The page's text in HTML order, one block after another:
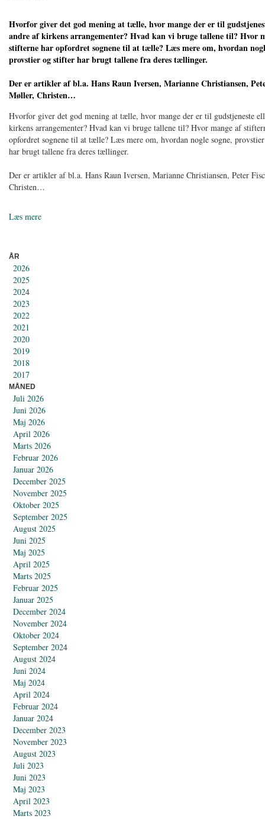
Hvorfor giver det god mening at tælle, hvor mange der er til
andre af kirkens arrangementer? Hvad kan vi bruge tallene til? Hvor
stifterne har opfordret sognene til at tælle? Læs mere om, hvordan
provstier og stifter har brugt tallene fra deres tællinger.
Der er artikler af bl.a. Hans Raun Iversen, Marianne Christiansen,
Møller, Christen…
Hvorfor giver det god mening at tælle, hvor mange der er til gudstjeneste
kirkens arrangementer? Hvad kan vi bruge tallene til? Hvor mange af
opfordret sognene til at tælle? Læs mere om, hvordan nogle sogne,
har brugt tallene fra deres tællinger.
Der er artikler af bl.a. Hans Raun Iversen, Marianne Christiansen, Peter
Christen…
Læs mere
ÅR
2026
2025
2024
2023
2022
2021
2020
2019
2018
2017
MÅNED
Juli 2026
Juni 2026
Maj 2026
April 2026
Marts 2026
Februar 2026
Januar 2026
December 2025
November 2025
Oktober 2025
September 2025
August 2025
Juni 2025
Maj 2025
April 2025
Marts 2025
Februar 2025
Januar 2025
December 2024
November 2024
Oktober 2024
September 2024
August 2024
Juni 2024
Maj 2024
April 2024
Februar 2024
Januar 2024
December 2023
November 2023
August 2023
Juli 2023
Juni 2023
Maj 2023
April 2023
Marts 2023